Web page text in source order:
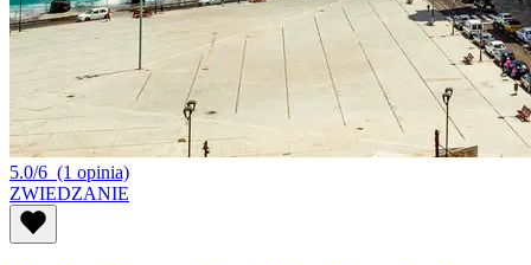
5.0/6 (1 opinia)
ZWIEDZANIE